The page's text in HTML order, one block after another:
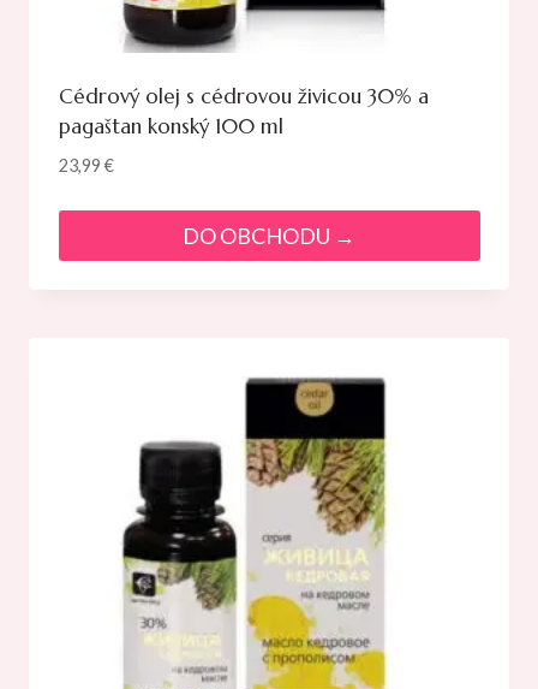
Cédrový olej s cédrovou živicou 30% a
pagaštan konský 100 ml
23,99€
DO OBCHODU →